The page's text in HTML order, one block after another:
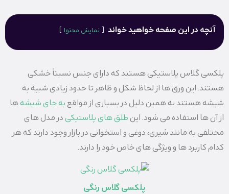
آنچه در این صفحه خواهید خواند نمایش محتوا
پلکسی گلاس پلاستیکی هستند که دارای جنس نسبتاً خشکی
هستند. این ورق ها از لحاظ شکل و ظاهر تا حدود زیادی شبیه به
شیشه هستند به همین دلیل در بسیاری از مواقع به جای شیشهها
از آن ها استفاده می شود. این طلق های پلاستیکیدر مدل های
مختلفی به مانند شیری، دوغی و استخوانی در بازار وجود دارند که هر
کدام کاربرد ها و ویژگی های خاص خود را دارند.
پلکسی گلاس رنگی